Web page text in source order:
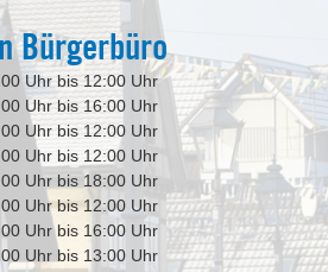
Bürgerbüro
Uhr bis 12:00 Uhr
Uhr bis 16:00 Uhr
Uhr bis 12:00 Uhr
Uhr bis 12:00 Uhr
Uhr bis 18:00 Uhr
Uhr bis 12:00 Uhr
Uhr bis 16:00 Uhr
Uhr bis 13:00 Uhr